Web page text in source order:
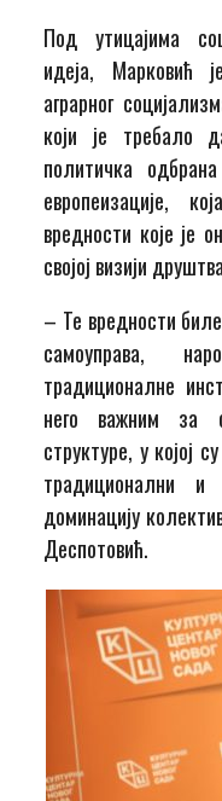
Под утицајима
идеја, Марковић
аграрног
који је требало
политичка
европеизације,
вредности које је
својој визији
– Те вредности
самоуправа,
традиционалне
него важним за
структуре, у којој
традиционални и
доминацију
Деспотовић.